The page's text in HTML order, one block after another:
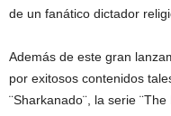
de un fanático dictador
Además de este gran
por exitosos contenidos
¨Sharkanado¨, la serie